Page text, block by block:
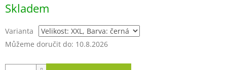
cena:
Skladem
Varianta
Můžeme doručit do: 10.8.2026